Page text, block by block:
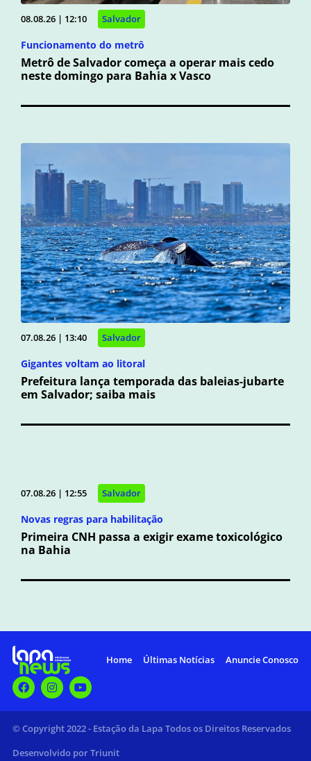
08.08.26 | 12:10 Salvador
Funcionamento do metrô
Metrô de Salvador começa a operar mais cedo
neste domingo para Bahia x Vasco
07.08.26 | 13:40 Salvador
Gigantes voltam ao litoral
Prefeitura lança temporada das baleias-jubarte
em Salvador; saiba mais
07.08.26 | 12:55 Salvador
Novas regras para habilitação
Primeira CNH passa a exigir exame toxicológico
na Bahia
Home Últimas Notícias Anuncie Conosco
© Copyright 2022 - Estação da Lapa Todos os Direitos Reservados
Desenvolvido por Triunit